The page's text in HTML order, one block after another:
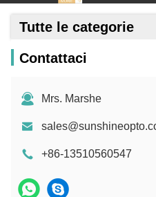
Tutte le categorie
Contattaci
Mrs. Marshe
+86-13510560547